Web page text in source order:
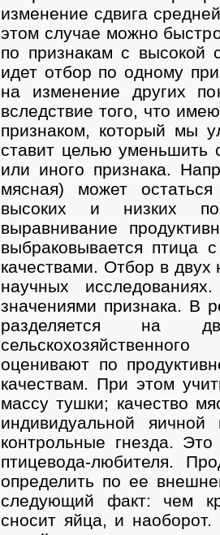
изменение сдвига
этом случае можно
по признакам с высокой
идет отбор по одному
на изменение других
вследствие того, что
признаком, который мы
ставит целью уменьшить
или иного признака.
мясная) может
высоких и низких
выравнивание
выбраковывается птица
качествами. Отбор в
научных
значениями признака. В
разделяется на
оценивают по
качествам. При этом
массу тушки; качество
индивидуальной яичной
контрольные гнезда.
птицевода-любителя.
определить по ее
следующий факт: чем
сносит яйца, и